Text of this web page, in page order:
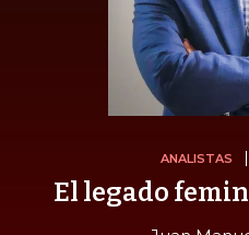
ANALISTAS
El legado